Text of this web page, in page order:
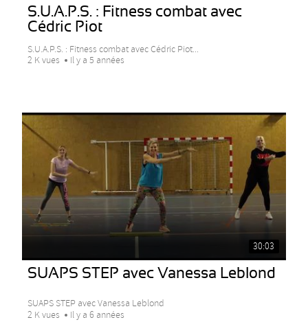
S.U.A.P.S. : Fitness combat avec
Cédric Piot
S.U.A.P.S. : Fitness combat avec Cédric Piot...
2 K vues
Il y a 5 années
30:03
SUAPS STEP avec Vanessa Leblond
SUAPS STEP avec Vanessa Leblond
2 K vues
Il y a 6 années